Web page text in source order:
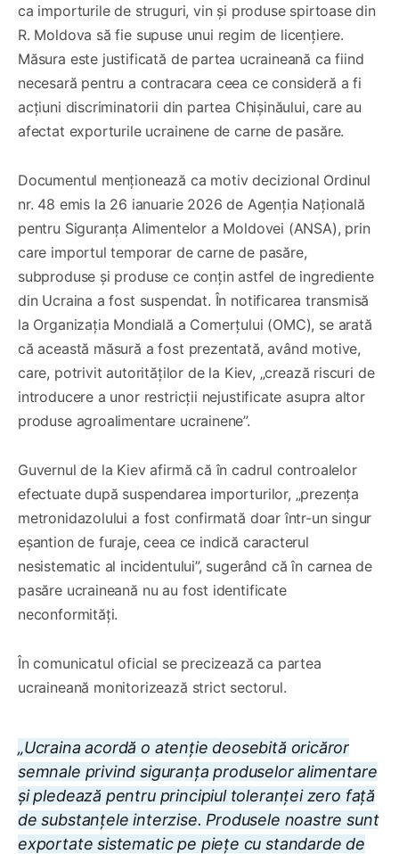
ca importurile de struguri, vin și produse spirtoase din
R. Moldova să fie supuse unui regim de licențiere.
Măsura este justificată de partea ucraineană ca fiind
necesară pentru a contracara ceea ce consideră a fi
acțiuni discriminatorii din partea Chișinăului, care au
afectat exporturile ucrainene de carne de pasăre.
Documentul menționează ca motiv decizional Ordinul
nr. 48 emis la 26 ianuarie 2026 de Agenția Națională
pentru Siguranța Alimentelor a Moldovei (ANSA), prin
care importul temporar de carne de pasăre,
subproduse și produse ce conțin astfel de ingrediente
din Ucraina a fost suspendat. În notificarea transmisă
la Organizația Mondială a Comerțului (OMC), se arată
că această măsură a fost prezentată, având motive,
care, potrivit autorităților de la Kiev, „crează riscuri de
introducere a unor restricții nejustificate asupra altor
produse agroalimentare ucrainene”.
Guvernul de la Kiev afirmă că în cadrul controalelor
efectuate după suspendarea importurilor, „prezența
metronidazolului a fost confirmată doar într-un singur
eșantion de furaje, ceea ce indică caracterul
nesistematic al incidentului”, sugerând că în carnea de
pasăre ucraineană nu au fost identificate
neconformități.
În comunicatul oficial se precizează ca partea
ucraineană monitorizează strict sectorul.
„Ucraina acordă o atenție deosebită oricăror
semnale privind siguranța produselor alimentare
și pledează pentru principiul toleranței zero față
de substanțele interzise. Produsele noastre sunt
exportate sistematic pe piețe cu standarde de